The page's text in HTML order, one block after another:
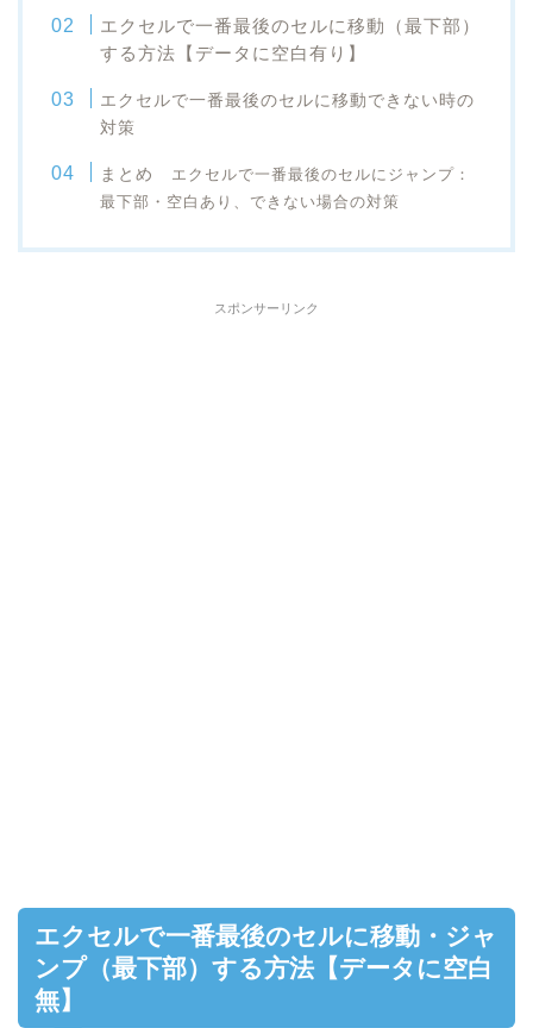
エクセルで一番最後のセルに移動（最下部）
する方法【データに空白有り】
エクセルで一番最後のセルに移動できない時の
対策
まとめ エクセルで一番最後のセルにジャンプ：
最下部・空白あり、できない場合の対策
スポンサーリンク
エクセルで一番最後のセルに移動・ジャ
ンプ（最下部）する方法【データに空白
無】